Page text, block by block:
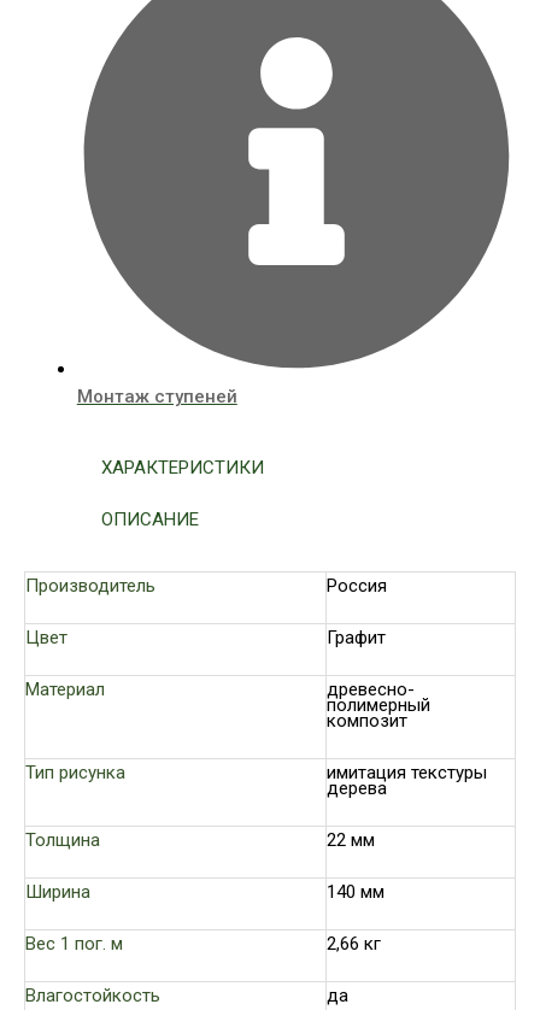
Монтаж ступеней
ХАРАКТЕРИСТИКИ
ОПИСАНИЕ
Производитель Россия
Цвет Графит
Материал древесно-
полимерный
композит
Тип рисунка имитация текстуры
дерева
Толщина 22 мм
Ширина 140 мм
Вес 1 пог. м 2,66 кг
Влагостойкость да